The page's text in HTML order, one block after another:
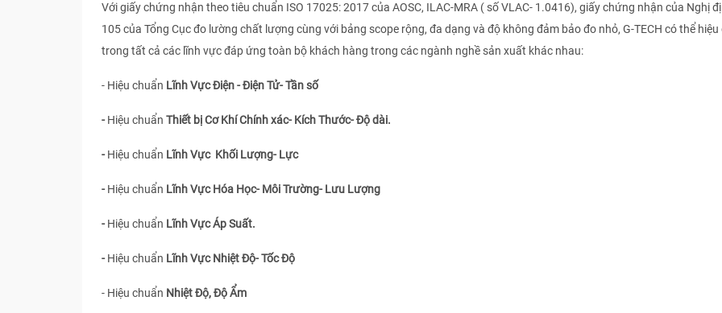
Với giấy chứng nhận theo tiêu chuẩn ISO 17025: 2017 của AOSC, ILAC-MRA ( số VLAC- 1.0416), giấy chứng nhận của Nghị
105 của Tổng Cục đo lường chất lượng cùng với bảng scope rộng, đa dạng và độ không đảm bảo đo nhỏ, G-TECH có thể
trong tất cả các lĩnh vực đáp ứng toàn bộ khách hàng trong các ngành nghề sản xuất khác nhau:
- Hiệu chuẩn Lĩnh Vực Điện - Điện Tử- Tần số
-Hiệu chuẩn Thiết bị Cơ Khí Chính xác- Kích Thước- Độ dài.
-Hiệu chuẩn Lĩnh Vực Khối Lượng- Lực
-Hiệu chuẩn Lĩnh Vực Hóa Học- Môi Trường- Lưu Lượng
-Hiệu chuẩn Lĩnh Vực Áp Suất.
-Hiệu chuẩn Lĩnh Vực Nhiệt Độ- Tốc Độ
- Hiệu chuẩn Nhiệt Độ, Độ Ẩm